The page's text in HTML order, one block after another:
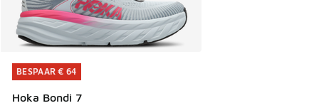
BESPAAR € 64
Hoka Bondi 7
BESPAAR € 64